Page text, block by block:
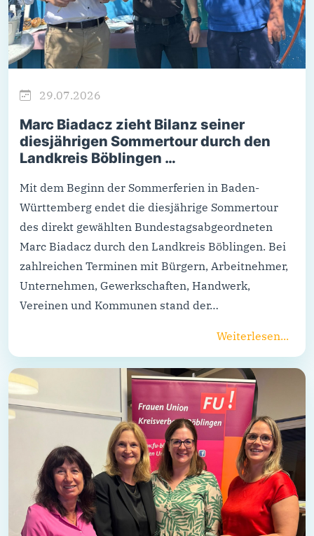
29.07.2026
Marc Biadacz zieht Bilanz seiner
diesjährigen Sommertour durch den
Landkreis Böblingen …
Mit dem Beginn der Sommerferien in Baden-
Württemberg endet die diesjährige Sommertour
des direkt gewählten Bundestagsabgeordneten
Marc Biadacz durch den Landkreis Böblingen. Bei
zahlreichen Terminen mit Bürgern, Arbeitnehmer,
Unternehmen, Gewerkschaften, Handwerk,
Vereinen und Kommunen stand der…
Weiterlesen...